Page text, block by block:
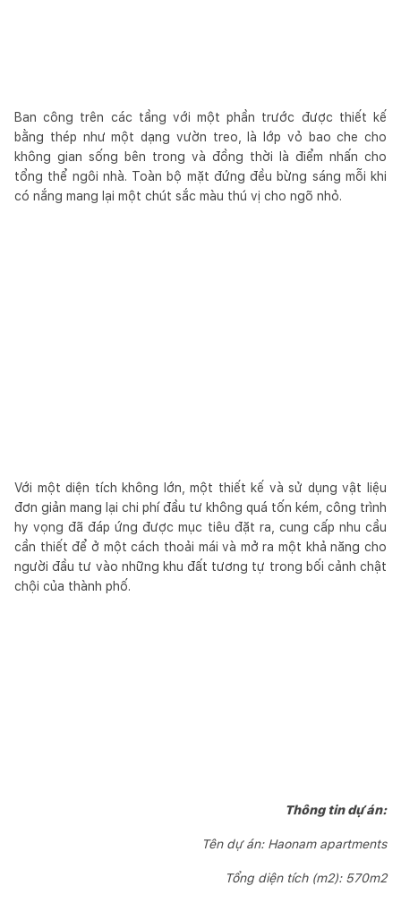
Ban công trên các tầng với một phần trước được thiết kế
bằng thép như một dạng vườn treo, là lớp vỏ bao che cho
không gian sống bên trong và đồng thời là điểm nhấn cho
tổng thể ngôi nhà. Toàn bộ mặt đứng đều bừng sáng mỗi khi
có nắng mang lại một chút sắc màu thú vị cho ngõ nhỏ.
Với một diện tích không lớn, một thiết kế và sử dụng vật liệu
đơn giản mang lại chi phí đầu tư không quá tốn kém, công trình
hy vọng đã đáp ứng được mục tiêu đặt ra, cung cấp nhu cầu
cần thiết để ở một cách thoải mái và mở ra một khả năng cho
người đầu tư vào những khu đất tương tự trong bối cảnh chật
chội của thành phố.
Thông tin dự án:
Tên dự án: Haonam apartments
Tổng diện tích (m2): 570m2